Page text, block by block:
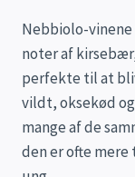
Nebbiolo-vinene
noter af
perfekte til at
vildt, oksekød
mange af de
den er ofte